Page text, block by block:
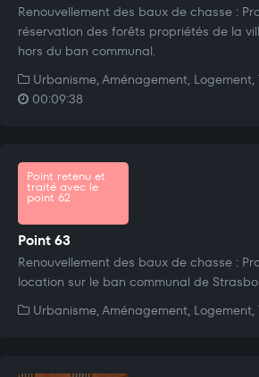
Renouvellement des baux de chasse :
réservation des forêts propriétés de la
hors du ban communal.
Urbanisme, Aménagement, Logement,
00:09:38
Point retenu et
traité avec le
point 62
Point 63
Renouvellement des baux de chasse :
location sur le ban communal de
Urbanisme, Aménagement, Logement,